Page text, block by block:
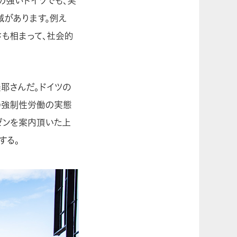
あります。例え
相まって、社会的
さんだ。ドイツの
強制性労働の実態
ンを案内頂いた上
る。